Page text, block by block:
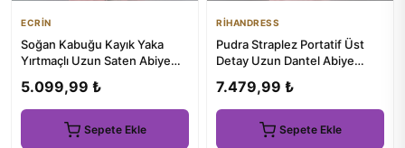
ECRİN
Soğan Kabuğu Kayık Yaka
Yırtmaçlı Uzun Saten Abiye
5.099,99 ₺
Sepete Ekle
RİHANDRESS
Pudra Straplez Portatif Üst
Detay Uzun Dantel Abiye
7.479,99 ₺
Sepete Ekle